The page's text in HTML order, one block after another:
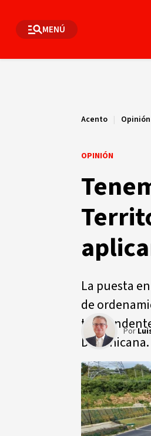
MENÚ
Acento | Opinión
OPINIÓN
La puesta
de
Dominicana.
Por